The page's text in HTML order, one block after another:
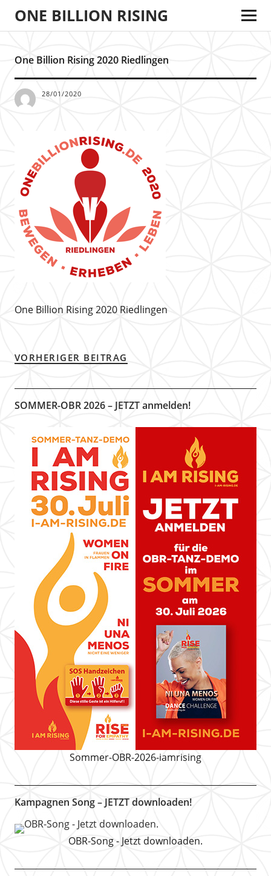
ONE BILLION RISING
One Billion Rising 2020 Riedlingen
28/01/2020
One Billion Rising 2020 Riedlingen
VORHERIGER BEITRAG
SOMMER-OBR 2026 – JETZT anmelden!
Sommer-OBR-2026-iamrising
Kampagnen Song – JETZT downloaden!
OBR-Song - Jetzt downloaden.